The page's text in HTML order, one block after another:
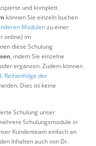
und komplett
können Sie einzeln buchen
Modulenzu einer
online) im
diese Schulung
, indem Sie einzelne
ergänzen. Zudem können
Reihenfolge der
Dies ist keine
Schulung unser
Schulungsmodule in
Kundenteam einfach an
Inhalten auch von Dr.